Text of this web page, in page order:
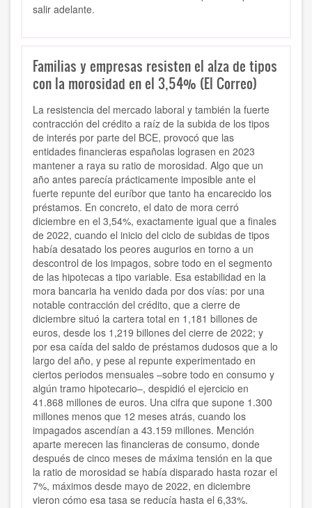
salir adelante.
Familias y empresas resisten el alza de tipos
con la morosidad en el 3,54% (El Correo)
La resistencia del mercado laboral y también la fuerte
contracción del crédito a raíz de la subida de los tipos
de interés por parte del BCE, provocó que las
entidades financieras españolas lograsen en 2023
mantener a raya su ratio de morosidad. Algo que un
año antes parecía prácticamente imposible ante el
fuerte repunte del euríbor que tanto ha encarecido los
préstamos. En concreto, el dato de mora cerró
diciembre en el 3,54%, exactamente igual que a finales
de 2022, cuando el inicio del ciclo de subidas de tipos
había desatado los peores augurios en torno a un
descontrol de los impagos, sobre todo en el segmento
de las hipotecas a tipo variable. Esa estabilidad en la
mora bancaria ha venido dada por dos vías: por una
notable contracción del crédito, que a cierre de
diciembre situó la cartera total en 1,181 billones de
euros, desde los 1,219 billones del cierre de 2022; y
por esa caída del saldo de préstamos dudosos que a lo
largo del año, y pese al repunte experimentado en
ciertos periodos mensuales –sobre todo en consumo y
algún tramo hipotecario–, despidió el ejercicio en
41.868 millones de euros. Una cifra que supone 1.300
millones menos que 12 meses atrás, cuando los
impagados ascendían a 43.159 millones. Mención
aparte merecen las financieras de consumo, donde
después de cinco meses de máxima tensión en la que
la ratio de morosidad se había disparado hasta rozar el
7%, máximos desde mayo de 2022, en diciembre
vieron cómo esa tasa se reducía hasta el 6,33%.